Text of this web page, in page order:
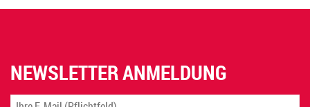
NEWSLETTER ANMELDUNG